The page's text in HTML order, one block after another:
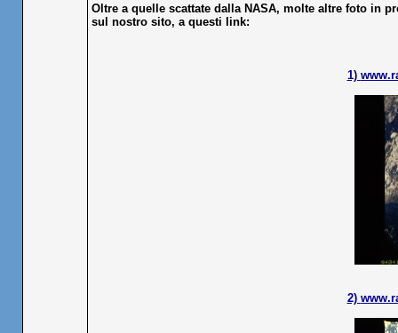
Oltre a quelle scattate dalla NASA, molte altre foto in
sul nostro sito, a questi link:
1)
2)